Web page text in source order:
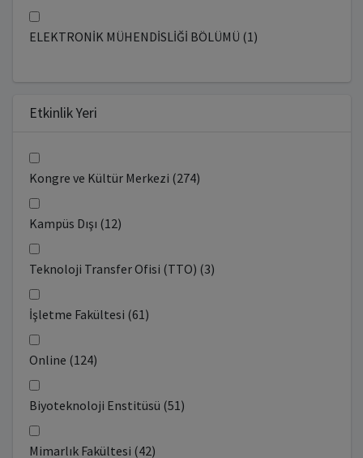
ELEKTRONİK MÜHENDİSLİĞİ BÖLÜMÜ (1)
Etkinlik Yeri
Kongre ve Kültür Merkezi (274)
Kampüs Dışı (12)
Teknoloji Transfer Ofisi (TTO) (3)
İşletme Fakültesi (61)
Online (124)
Biyoteknoloji Enstitüsü (51)
Mimarlık Fakültesi (42)